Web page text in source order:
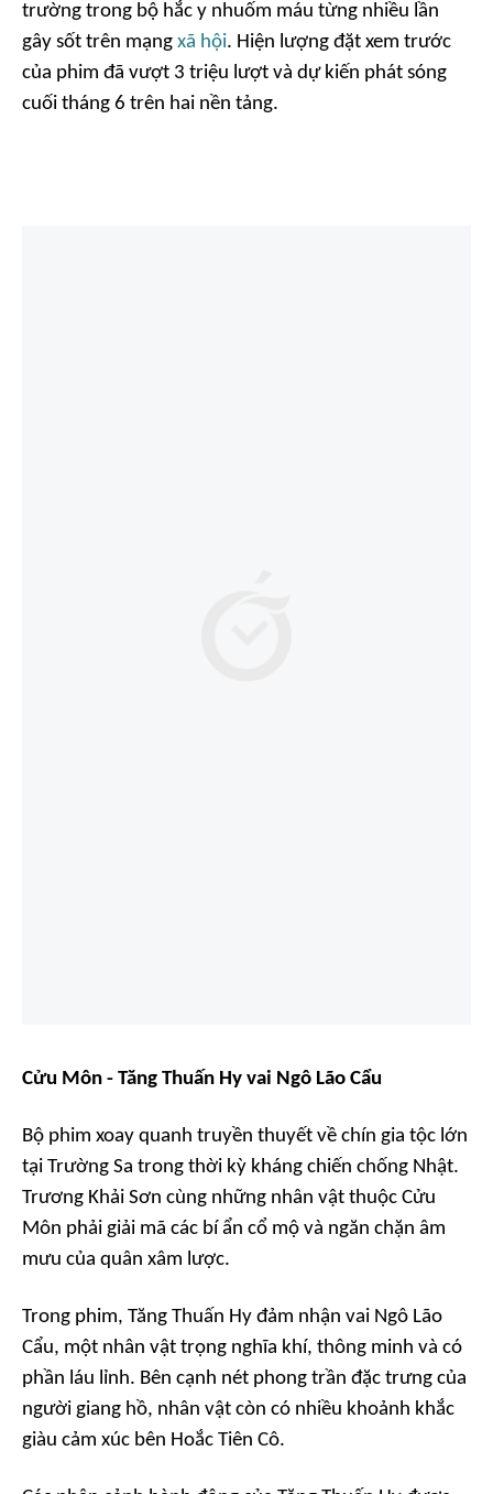
trường trong bộ hắc y nhuốm máu từng nhiều lần
gây sốt trên mạng xã hội. Hiện lượng đặt xem trước
của phim đã vượt 3 triệu lượt và dự kiến phát sóng
cuối tháng 6 trên hai nền tảng.
Cửu Môn - Tăng Thuấn Hy vai Ngô Lão Cẩu
Bộ phim xoay quanh truyền thuyết về chín gia tộc lớn
tại Trường Sa trong thời kỳ kháng chiến chống Nhật.
Trương Khải Sơn cùng những nhân vật thuộc Cửu
Môn phải giải mã các bí ẩn cổ mộ và ngăn chặn âm
mưu của quân xâm lược.
Trong phim, Tăng Thuấn Hy đảm nhận vai Ngô Lão
Cẩu, một nhân vật trọng nghĩa khí, thông minh và có
phần láu lỉnh. Bên cạnh nét phong trần đặc trưng của
người giang hồ, nhân vật còn có nhiều khoảnh khắc
giàu cảm xúc bên Hoắc Tiên Cô.